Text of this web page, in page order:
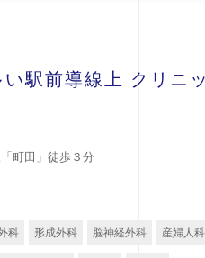
い駅前導線上 クリニ
町田」徒歩３分
科 形成外科 脳神経外科 産婦人科